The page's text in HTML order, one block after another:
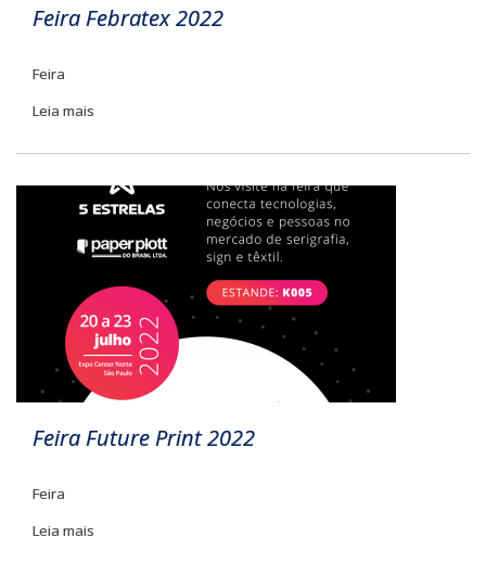
Feira Febratex 2022
Feira
Leia mais
Feira Future Print 2022
Feira
Leia mais